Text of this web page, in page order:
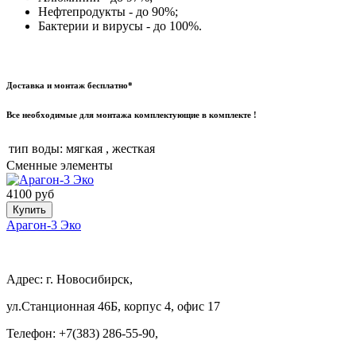
Нефтепродукты - до 90%;
Бактерии и вирусы - до 100%.
Доставка и монтаж бесплатно*
Все необходимые для монтажа комплектующие в комплекте !
тип воды: мягкая , жесткая
Сменные элементы
4100 руб
Купить
Арагон-3 Эко
Адрес: г. Новосибирск,
ул.Станционная 46Б, корпус 4, офис 17
Телефон: +7(383) 286-55-90,